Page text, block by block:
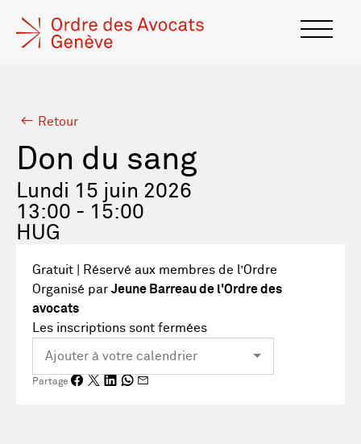
Retour
Don du sang
Lundi 15 juin 2026
13:00 - 15:00
HUG
Gratuit | Réservé aux membres de l’Ordre
Organisé par Jeune Barreau de l'Ordre des
avocats
Les inscriptions sont fermées
Partage